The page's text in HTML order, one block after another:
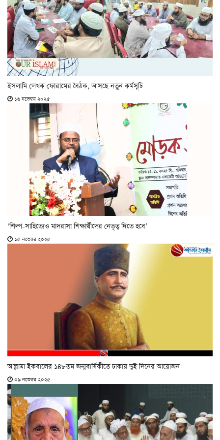
ইসলামি লেখক ফোরামের বৈঠক, আসছে নতুন কর্মসূচি
১৬ নভেম্বর ২০২৫
‘শিল্প-সাহিত্যেও মাদরাসা শিক্ষার্থীদের নেতৃত্ব দিতে হবে’
১৫ নভেম্বর ২০২৫
আল্লামা ইকবালের ১৪৮তম জন্মবার্ষিকীতে ঢাকায় দুই দিনের আয়োজন
০৯ নভেম্বর ২০২৫